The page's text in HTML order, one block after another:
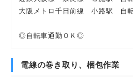
大阪メトロ千日前線 小路駅 自
◎自転車通勤ＯＫ◎
電線の巻き取り、梱包作業